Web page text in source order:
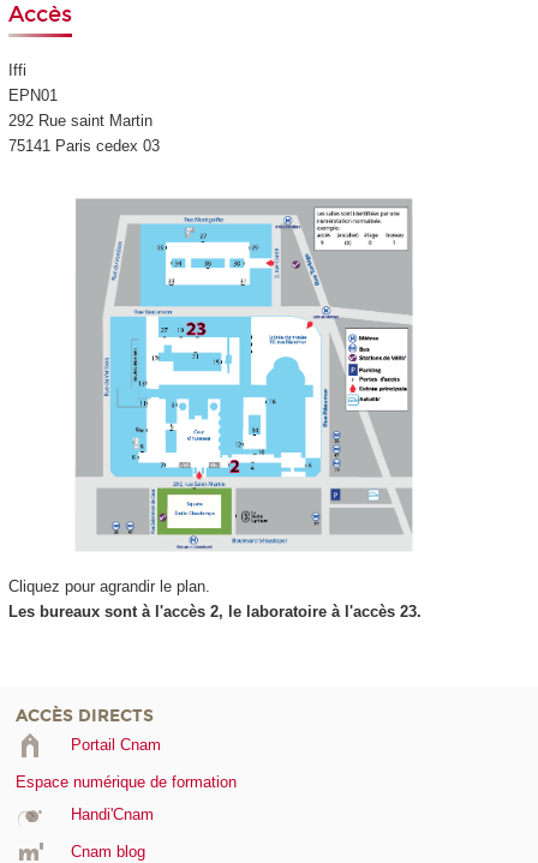
Accès
Iffi
EPN01
292 Rue saint Martin
75141 Paris cedex 03
Cliquez pour agrandir le plan.
Les bureaux sont à l'accès 2, le laboratoire à l'accès 23.
ACCÈS DIRECTS
Portail Cnam
Espace numérique de formation
Handi'Cnam
Cnam blog